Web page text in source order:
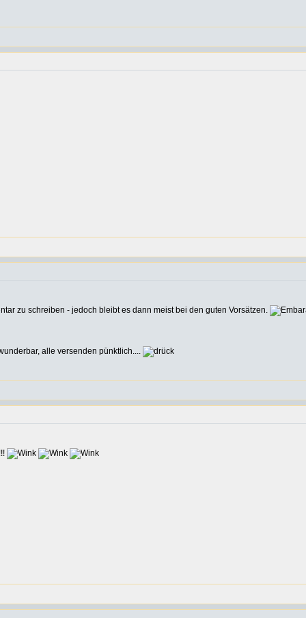
zu schreiben - jedoch bleibt es dann meist bei den guten Vorsätzen.
alle versenden pünktlich....